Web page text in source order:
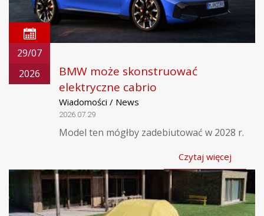
29/07
2026
BMW może skonstruować
elektryczne cabrio
Wiadomości / News
2026.07.29
Model ten mógłby zadebiutować w 2028 r.
Czytaj więcej